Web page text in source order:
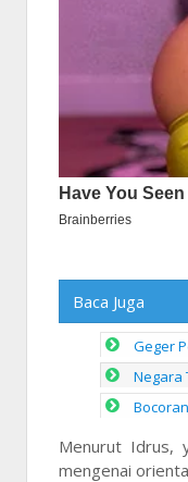
Baca Juga
Geger
Negara
Menurut Idrus,
mengenai